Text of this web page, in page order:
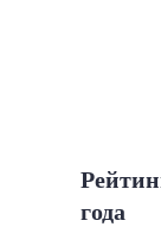
года